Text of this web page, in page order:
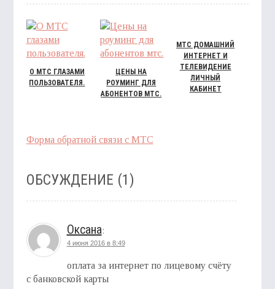
О МТС ГЛАЗАМИ
ПОЛЬЗОВАТЕЛЯ.
ЦЕНЫ НА
РОУМИНГ ДЛЯ
АБОНЕНТОВ МТС.
МТС ДОМАШНИЙ
ИНТЕРНЕТ И
ТЕЛЕВИДЕНИЕ
ЛИЧНЫЙ
КАБИНЕТ
Форма обратной связи с МТС
ОБСУЖДЕНИЕ (1)
Оксана:
4 июня 2016 в 8:49
оплата за интернет по лицевому счёту
с банковской карты